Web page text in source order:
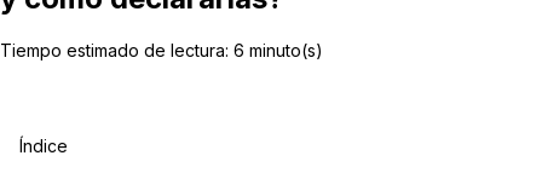
Tiempo estimado de lectura: 6 minuto(s)
Índice